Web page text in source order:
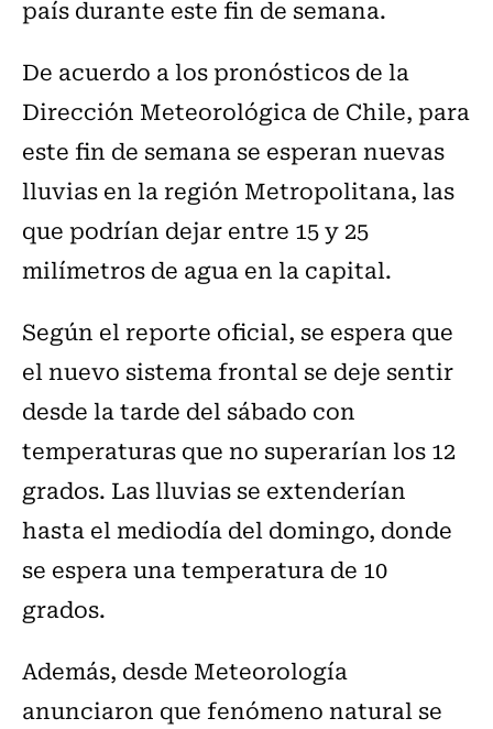
país durante este fin de semana.
De acuerdo a los pronósticos de la
Dirección Meteorológica de Chile, para
este fin de semana se esperan nuevas
lluvias en la región Metropolitana, las
que podrían dejar entre 15 y 25
milímetros de agua en la capital.
Según el reporte oficial, se espera que
el nuevo sistema frontal se deje sentir
desde la tarde del sábado con
temperaturas que no superarían los 12
grados. Las lluvias se extenderían
hasta el mediodía del domingo, donde
se espera una temperatura de 10
grados.
Además, desde Meteorología
anunciaron que fenómeno natural se